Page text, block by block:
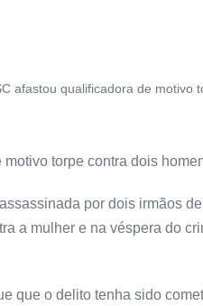
afastou qualificadora de motivo
torpe contra dois
por dois irmãos
a mulher e na véspera do
que o delito tenha sido